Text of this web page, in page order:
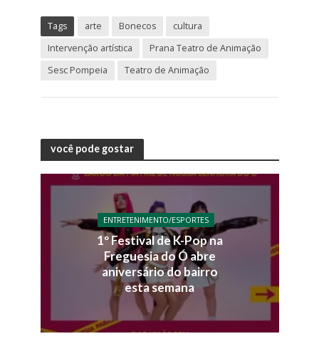
Tags arte Bonecos
cultura
Intervenção artística
Prana Teatro de Animação
Sesc Pompeia
Teatro de Animação
você pode gostar
ENTRETENIMENTO/ESPORTES
1º Festival de K-Pop na
Freguesia do Ó abre
aniversário do bairro
esta semana